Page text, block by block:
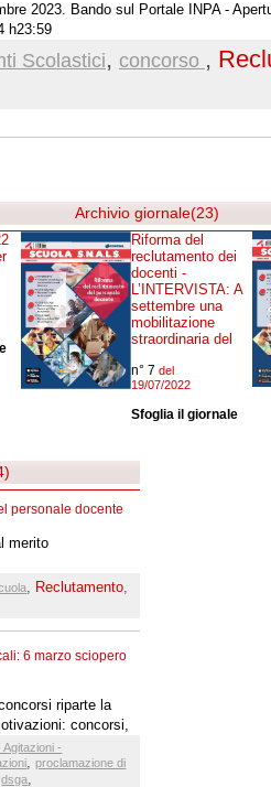
2023. Bando sul Portale INPA -
h23:59
Scolastici, concorso ,
Archivio giornale(23)
Riforma del
reclutamento dei
docenti -
L’INTERVISTA: A
settembre una
mobilitazione
straordinaria del
n° 7 del
19/07/2022
Sfoglia il giornale
personale docente
merito
, Reclutamento,
6 marzo sciopero
riparte la
concorsi,
mobilità ATA
Agitazioni -
,proclamazione di
dsga,